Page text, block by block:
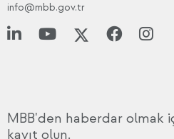
info@mbb.gov.tr
MBB'den haberdar olmak
kayıt olun.